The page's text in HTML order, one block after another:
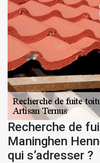
Recherche de
Maninghen
qui s’adresser ?